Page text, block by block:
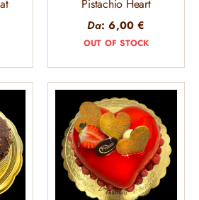
Pistachio Heart
Da:6,00€
OUT OF STOCK